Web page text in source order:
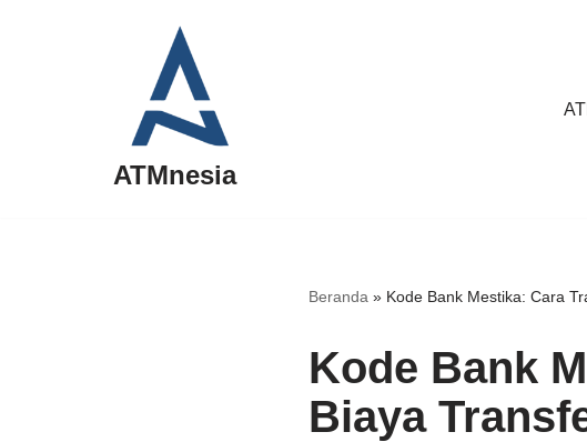
ATMnesia
Beranda » Kode Bank Mestika: Cara
Kode Bank
Biaya